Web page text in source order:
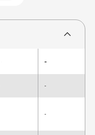
-
-
-